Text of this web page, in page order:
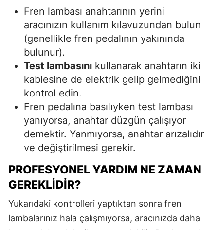
Fren lambası anahtarının yerini
aracınızın kullanım kılavuzundan bulun
(genellikle fren pedalının yakınında
bulunur).
Test lambasını kullanarak anahtarın iki
kablesine de elektrik gelip gelmediğini
kontrol edin.
Fren pedalına basılıyken test lambası
yanıyorsa, anahtar düzgün çalışıyor
demektir. Yanmıyorsa, anahtar arızalıdır
ve değiştirilmesi gerekir.
PROFESYONEL YARDIM NE ZAMAN
GEREKLIDIR?
Yukarıdaki kontrolleri yaptıktan sonra fren
lambalarınız hala çalışmıyorsa, aracınızda daha